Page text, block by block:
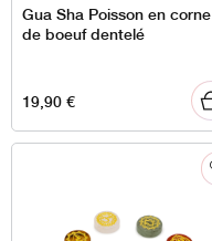
Gua Sha Poisson en corne
de boeuf dentelé
19,90€